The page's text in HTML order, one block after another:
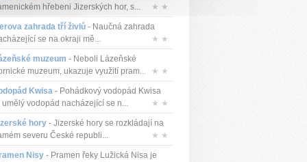
hřebeni Jizerských hor, s...
★ ★
zahrada tří živlů- Naučná zahrada
se na okraji mě...
★ ★
muzeum - Neboli Lázeňské
muzeum, ukazuje využití pram...
★ ★
Kwisa- Pohádkový vodopád Kwisa
umělý vodopád nacházející se n...
★ ★
hory- Jizerské hory se rozkládají na
severu České republi...
★ ★
Nisy- Pramen řeky Lužická Nisa je